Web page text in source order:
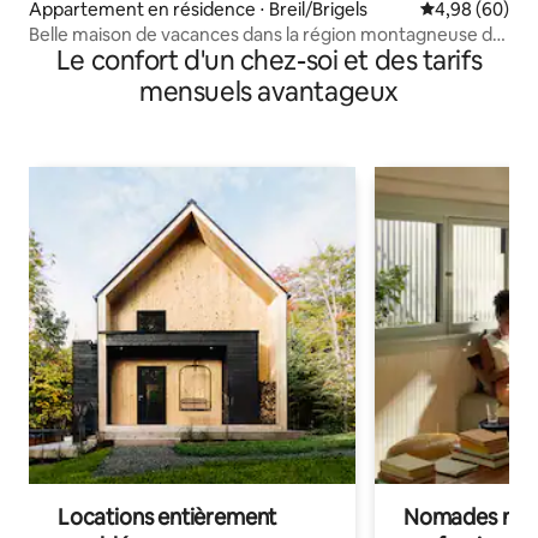
Appartement en résidence ⋅ Breil/Brigels Évaluation
4,98 (60)
Belle maison de vacances dans la région montagneuse de
Breil/Brigels
Le confort d'un chez-soi et des tarifs
mensuels avantageux
Locations entièrement
Nomades